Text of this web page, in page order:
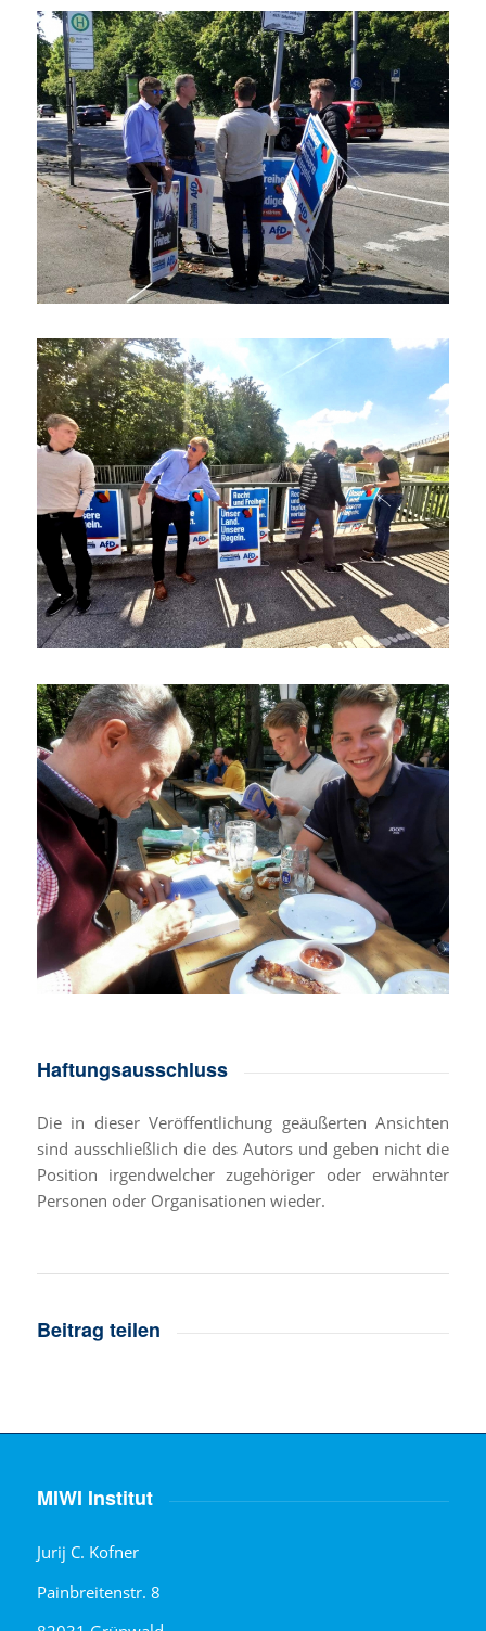
Haftungsausschluss
Die in dieser Veröffentlichung geäußerten Ansichten
sind ausschließlich die des Autors und geben nicht die
Position irgendwelcher zugehöriger oder erwähnter
Personen oder Organisationen wieder.
Beitrag teilen
MIWI Institut
Jurij C. Kofner
Painbreitenstr. 8